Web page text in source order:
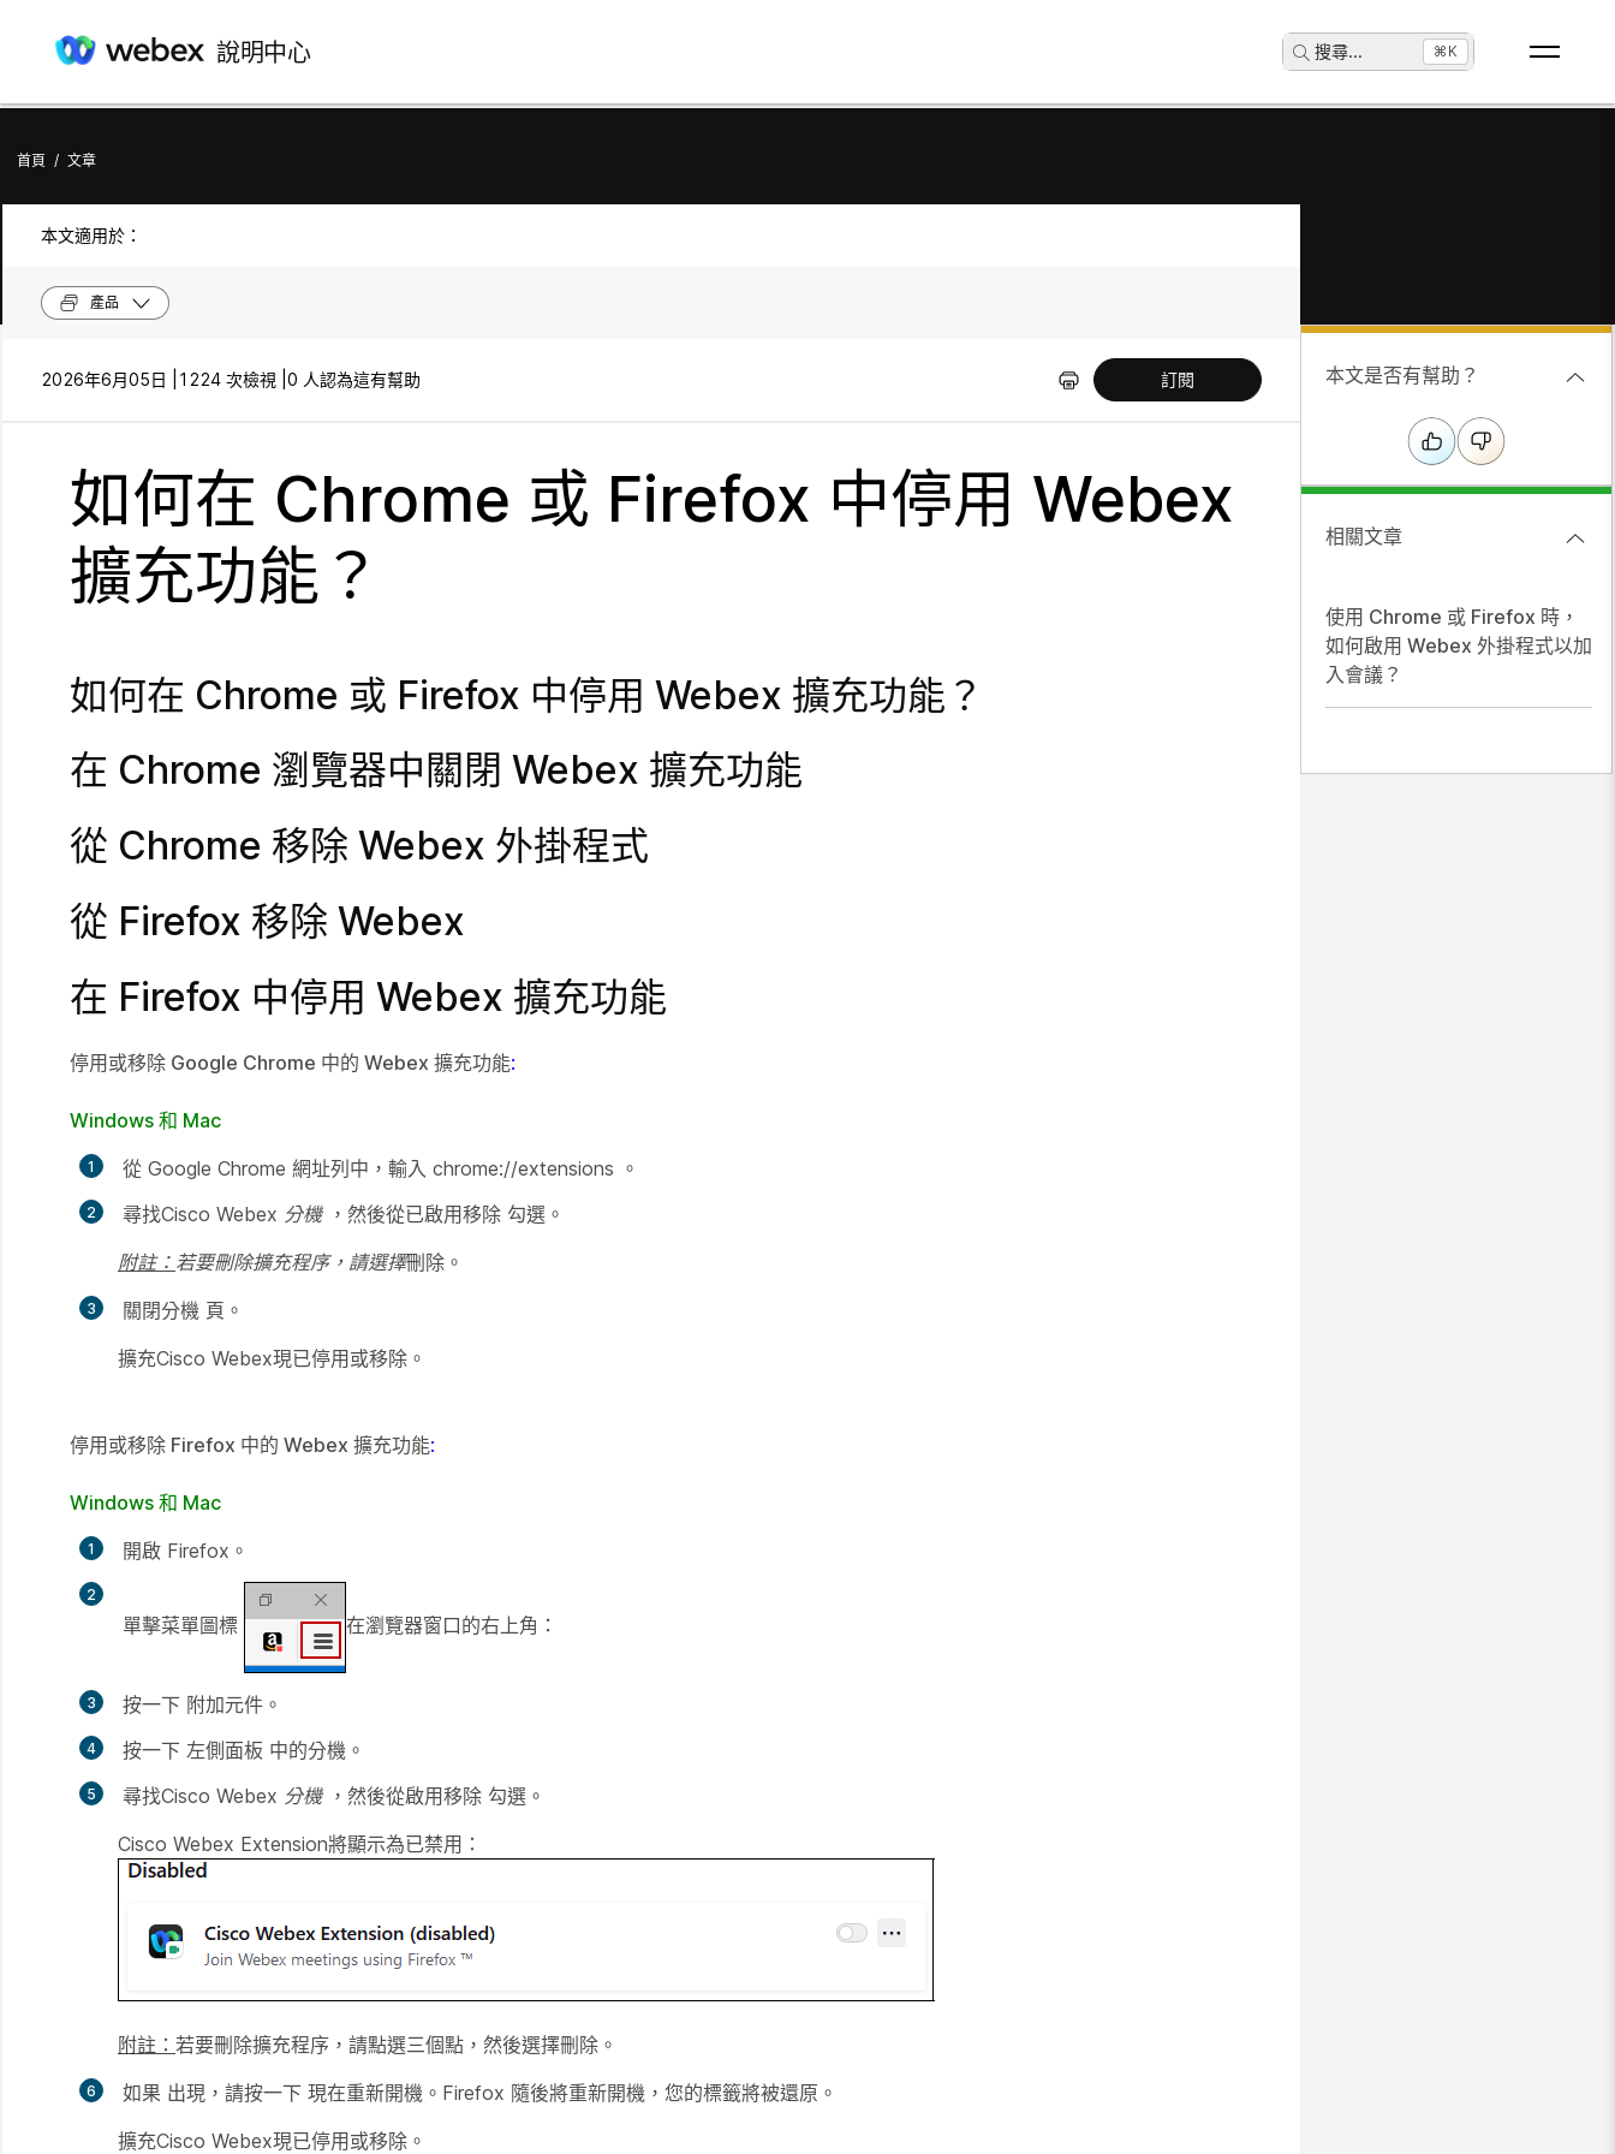
說明中心 搜尋... ⌘K
首頁 / 文章
本文適用於：
產品
2026年6月05日 | 1224 次檢視 | 0 人認為這有幫助 訂閱
如何在 Chrome 或 Firefox 中停用 Webex
擴充功能？
如何在 Chrome 或 Firefox 中停用 Webex 擴充功能？
在 Chrome 瀏覽器中關閉 Webex 擴充功能
從 Chrome 移除 Webex 外掛程式
從 Firefox 移除 Webex
在 Firefox 中停用 Webex 擴充功能
停用或移除 Google Chrome 中的 Webex 擴充功能:
Windows 和 Mac
從 Google Chrome 網址列中，輸入 chrome://extensions 。
尋找Cisco Webex 分機 ，然後從已啟用移除 勾選。
附註： 若要刪除擴充程序，請選擇刪除 。
關閉分機 頁。
擴充Cisco Webex現已停用或移除。
停用或移除 Firefox 中的 Webex 擴充功能:
Windows 和 Mac
開啟 Firefox。
單擊菜單圖標 在瀏覽器窗口的右上角：
按一下 附加元件 。
按一下 左側面板 中的分機。
尋找Cisco Webex 分機 ，然後從啟用移除 勾選。
Cisco Webex Extension將顯示為已禁用：
附註： 若要刪除擴充程序，請點選三個點，然後選擇刪除 。
如果 出現，請按一下 現在重新開機。Firefox 隨後將重新開機，您的標籤將被還原。
擴充Cisco Webex現已停用或移除。
本文是否有幫助？
相關文章
使用 Chrome 或 Firefox 時，
如何啟用 Webex 外掛程式以加
入會議？